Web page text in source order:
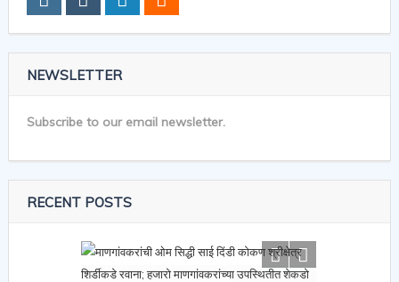
NEWSLETTER
Subscribe to our email newsletter.
RECENT POSTS